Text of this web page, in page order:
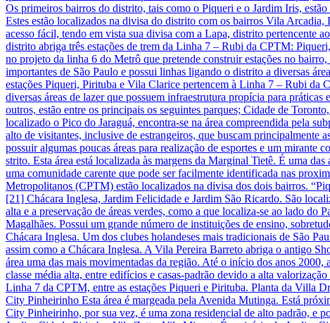
Os primeiros bairros do distrito, tais como o Piqueri e o Jardim Iris,
Estes estão localizados na divisa do distrito com os bairros Vila
acesso fácil, tendo em vista sua divisa com a Lapa, distrito pertencente
distrito abriga três estações de trem da Linha 7 – Rubi da CPTM:
no projeto da linha 6 do Metrô que pretende construir estações no
importantes de São Paulo e possui linhas ligando o distrito a diversas
estações Piqueri, Pirituba e Vila Clarice pertencem à Linha 7 – Rubi da
diversas áreas de lazer que possuem infraestrutura propícia para
outros, estão entre os principais os seguintes parques; Cidade de
localizado o Pico do Jaraguá, encontra-se na área compreendida pela
alto de visitantes, inclusive de estrangeiros, que buscam principalmente
possuir algumas poucas áreas para realização de esportes e um
strito. Esta área está localizada às margens da Marginal Tietê. É uma
uma comunidade carente que pode ser facilmente identificada nas
Metropolitanos (CPTM) estão localizados na divisa dos dois bairros.
[21] Chácara Inglesa, Jardim Felicidade e Jardim São Ricardo. São
alta e a preservação de áreas verdes, como a que localiza-se ao lado
Magalhães. Possui um grande número de instituições de ensino,
Chácara Inglesa. Um dos clubes holandeses mais tradicionais de São
assim como a Chácara Inglesa. A Vila Pereira Barreto abriga o antigo
área uma das mais movimentadas da região. Até o início dos anos
classe média alta, entre edifícios e casas-padrão devido a alta
Linha 7 da CPTM, entre as estações Piqueri e Pirituba. Planta da Villa
City Pinheirinho Esta área é margeada pela Avenida Mutinga. Está
City Pinheirinho, por sua vez, é uma zona residencial de alto padrão, e